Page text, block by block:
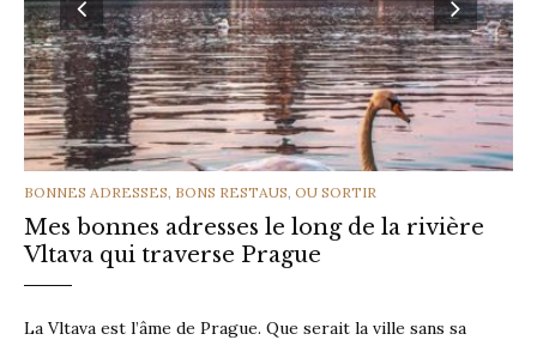
CATEGORIES
BONNES ADRESSES BONS RESTAUS OU SORTIR
Mes bonnes adresses le long de la rivière
Vltava qui traverse Prague
La Vltava est l’âme de Prague. Que serait la ville sans sa